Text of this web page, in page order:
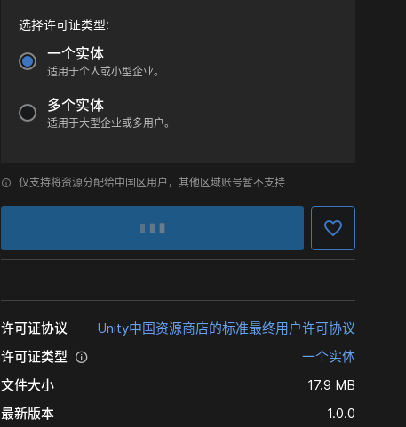
选择许可证类型:
一个实体
适用于个人或小型企业。
多个实体
适用于大型企业或多用户。
仅支持将资源分配给中国区用户，其他区域账号暂不支持
许可证协议
Unity中国资源商店的标准最终用户许可协议
许可证类型
一个实体
文件大小
17.9 MB
最新版本
1.0.0